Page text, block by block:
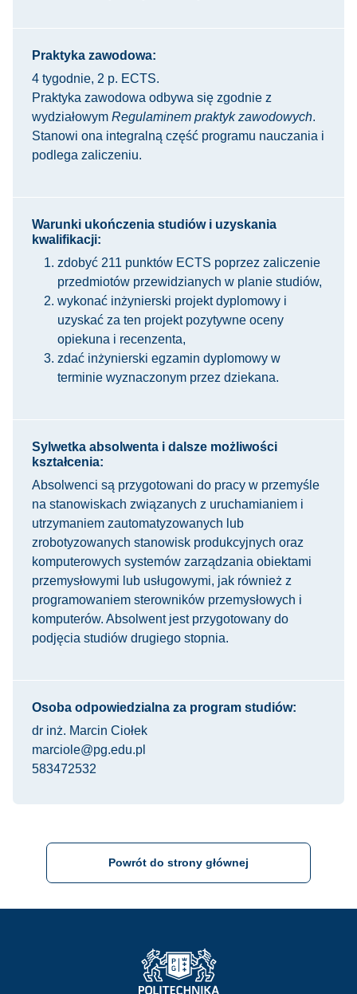
Praktyka zawodowa:
4 tygodnie, 2 p. ECTS.
Praktyka zawodowa odbywa się zgodnie z
wydziałowym Regulaminem praktyk zawodowych.
Stanowi ona integralną część programu nauczania i
podlega zaliczeniu.
Warunki ukończenia studiów i uzyskania
kwalifikacji:
zdobyć 211 punktów ECTS poprzez zaliczenie
przedmiotów przewidzianych w planie studiów,
wykonać inżynierski projekt dyplomowy i
uzyskać za ten projekt pozytywne oceny
opiekuna i recenzenta,
zdać inżynierski egzamin dyplomowy w
terminie wyznaczonym przez dziekana.
Sylwetka absolwenta i dalsze możliwości
kształcenia:
Absolwenci są przygotowani do pracy w przemyśle
na stanowiskach związanych z uruchamianiem i
utrzymaniem zautomatyzowanych lub
zrobotyzowanych stanowisk produkcyjnych oraz
komputerowych systemów zarządzania obiektami
przemysłowymi lub usługowymi, jak również z
programowaniem sterowników przemysłowych i
komputerów. Absolwent jest przygotowany do
podjęcia studiów drugiego stopnia.
Osoba odpowiedzialna za program studiów:
dr inż. Marcin Ciołek
marciole@pg.edu.pl
583472532
Powrót do strony głównej
Strona Główna - Politechnika Gdańska